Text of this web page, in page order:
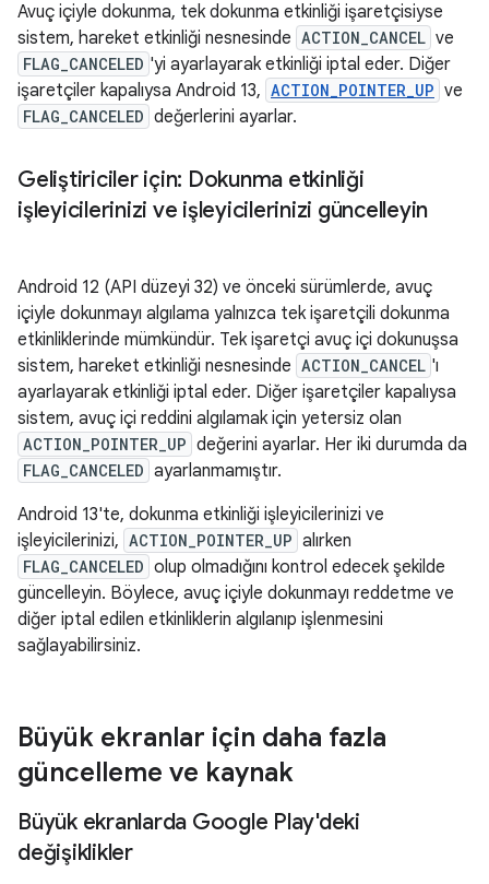
Avuç içiyle dokunma, tek dokunma etkinliği işaretçisiyse
sistem, hareket etkinliği nesnesinde ACTION_CANCEL ve
FLAG_CANCELED 'yi ayarlayarak etkinliği iptal eder. Diğer
işaretçiler kapalıysa Android 13, ACTION_POINTER_UP ve
FLAG_CANCELED değerlerini ayarlar.
Geliştiriciler için: Dokunma etkinliği
işleyicilerinizi ve işleyicilerinizi güncelleyin
Android 12 (API düzeyi 32) ve önceki sürümlerde, avuç
içiyle dokunmayı algılama yalnızca tek işaretçili dokunma
etkinliklerinde mümkündür. Tek işaretçi avuç içi dokunuşsa
sistem, hareket etkinliği nesnesinde ACTION_CANCEL 'ı
ayarlayarak etkinliği iptal eder. Diğer işaretçiler kapalıysa
sistem, avuç içi reddini algılamak için yetersiz olan
ACTION_POINTER_UP değerini ayarlar. Her iki durumda da
FLAG_CANCELED ayarlanmamıştır.
Android 13'te, dokunma etkinliği işleyicilerinizi ve
işleyicilerinizi, ACTION_POINTER_UP alırken
FLAG_CANCELED olup olmadığını kontrol edecek şekilde
güncelleyin. Böylece, avuç içiyle dokunmayı reddetme ve
diğer iptal edilen etkinliklerin algılanıp işlenmesini
sağlayabilirsiniz.
Büyük ekranlar için daha fazla
güncelleme ve kaynak
Büyük ekranlarda Google Play'deki
değişiklikler